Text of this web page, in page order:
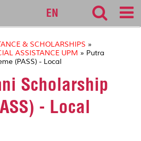
EN
& SCHOLARSHIPS »
ASSISTANCE UPM » Putra
(PASS) - Local
Scholarship
- Local